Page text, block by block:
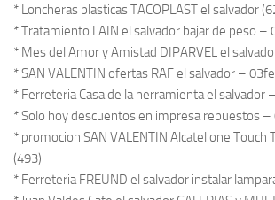
* Loncheras plasticas TACOPLAST el salvador
* Tratamiento LAIN el salvador bajar de peso –
* Mes del Amor y Amistad DIPARVEL el
* SAN VALENTIN ofertas RAF el salvador –
* Ferreteria Casa de la herramienta el salvador
* Solo hoy descuentos en impresa repuestos –
* promocion SAN VALENTIN Alcatel one Touch
(493)
* Ferreteria FREUND el salvador instalar